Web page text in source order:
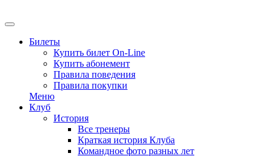
Билеты
Купить билет On-Line
Купить абонемент
Правила поведения
Правила покупки
Меню
Клуб
История
Все тренеры
Краткая история Клуба
Командное фото разных лет